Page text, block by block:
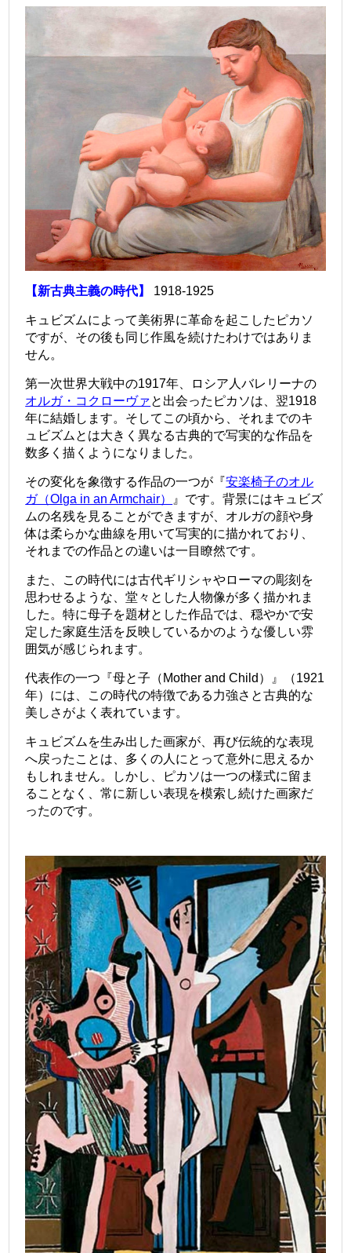
【新古典主義の時代】 1918-1925
キュビズムによって美術界に革命を起こしたピカソ
ですが、その後も同じ作風を続けたわけではありま
せん。
第一次世界大戦中の1917年、ロシア人バレリーナの
オルガ・コクローヴァと出会ったピカソは、翌1918
年に結婚します。そしてこの頃から、それまでのキ
ュビズムとは大きく異なる古典的で写実的な作品を
数多く描くようになりました。
その変化を象徴する作品の一つが『安楽椅子のオル
ガ（Olga in an Armchair）
』です。背景にはキュビズ
ムの名残を見ることができますが、オルガの顔や身
体は柔らかな曲線を用いて写実的に描かれており、
それまでの作品との違いは一目瞭然です。
また、この時代には古代ギリシャやローマの彫刻を
思わせるような、堂々とした人物像が多く描かれま
した。特に母子を題材とした作品では、穏やかで安
定した家庭生活を反映しているかのような優しい雰
囲気が感じられます。
代表作の一つ『母と子（Mother and Child）』（1921
年）には、この時代の特徴である力強さと古典的な
美しさがよく表れています。
キュビズムを生み出した画家が、再び伝統的な表現
へ戻ったことは、多くの人にとって意外に思えるか
もしれません。しかし、ピカソは一つの様式に留ま
ることなく、常に新しい表現を模索し続けた画家だ
ったのです。